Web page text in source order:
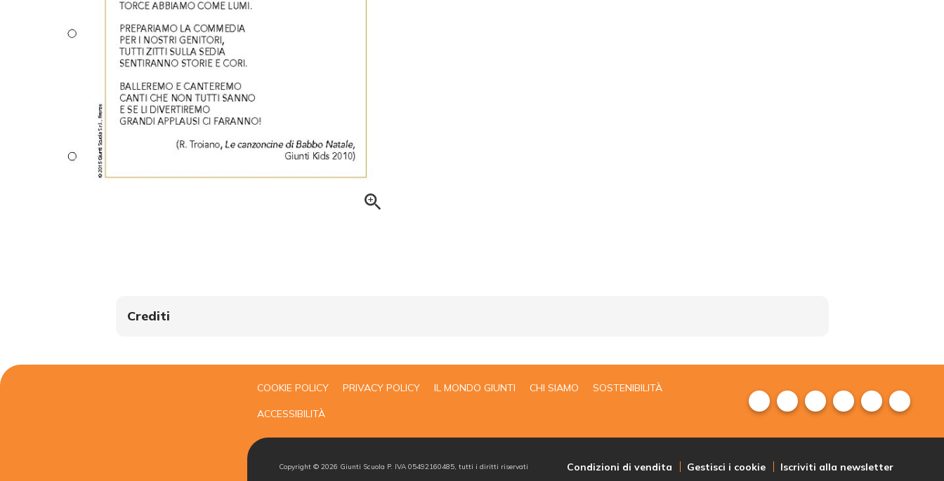
Crediti
COOKIE POLICY PRIVACY POLICY IL MONDO GIUNTI CHI SIAMO SOSTENIBILITÀ
ACCESSIBILITÀ
Copyright © 2026 Giunti Scuola P. IVA 05492160485, tutti i diritti riservati Condizioni di vendita Gestisci i cookie Iscriviti alla newsletter